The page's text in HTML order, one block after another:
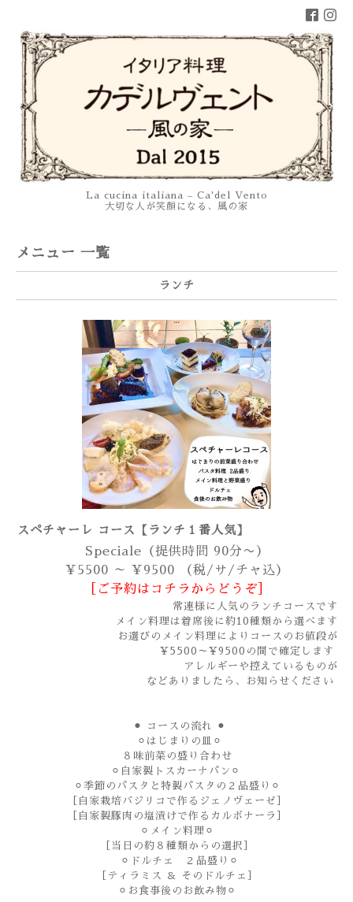
La cucina italiana – Ca'del Vento
大切な人が笑顔になる、風の家
メニュー 一覧
ランチ
スペチャーレ コース【ランチ１番人気】
Speciale（提供時間 90分〜）
¥5500 ～ ¥9500 （税/サ/チャ込）
［ご予約はコチラからどうぞ］
常連様に人気のランチコースです
メイン料理は着席後に約10種類から選べます
お選びのメイン料理によりコースのお値段が
¥5500～¥9500の間で確定します
アレルギーや控えているものが
などありましたら、お知らせください
⚫︎ コースの流れ ⚫︎
⚪︎はじまりの皿⚪︎
８味前菜の盛り合わせ
⚪︎自家製トスカーナパン⚪︎
⚪︎季節のパスタと特製パスタの２品盛り⚪︎
［自家栽培バジリコで作るジェノヴェーゼ］
［自家製豚肉の塩漬けで作るカルボナーラ］
⚪︎メイン料理⚪︎
［当日の約８種類からの選択］
⚪︎ドルチェ ２品盛り⚪︎
［ティラミス ＆ そのドルチェ］
⚪︎お食事後のお飲み物⚪︎